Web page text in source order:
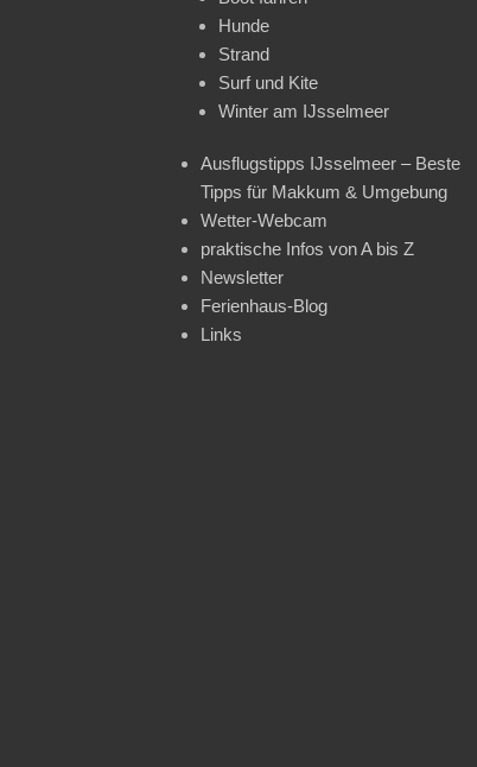
Hunde
Strand
Surf und Kite
Winter am IJsselmeer
Ausflugstipps IJsselmeer – Beste
Tipps für Makkum & Umgebung
Wetter-Webcam
praktische Infos von A bis Z
Newsletter
Ferienhaus-Blog
Links